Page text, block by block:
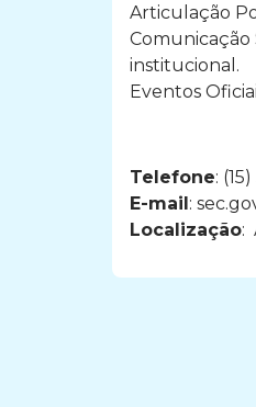
Articulação
Comunicação
institucional.
Eventos
Telefone:
E-mail:
Localização: